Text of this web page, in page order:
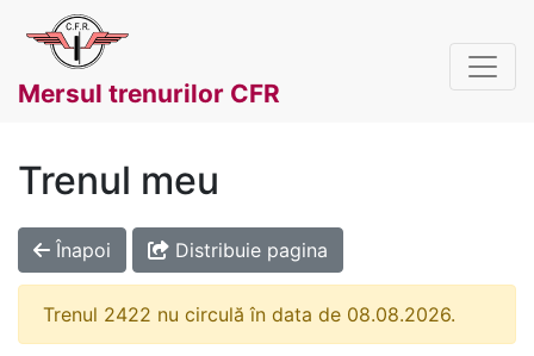
Mersul trenurilor CFR
Trenul meu
Înapoi Distribuie pagina
Trenul 2422 nu circulă în data de 08.08.2026.